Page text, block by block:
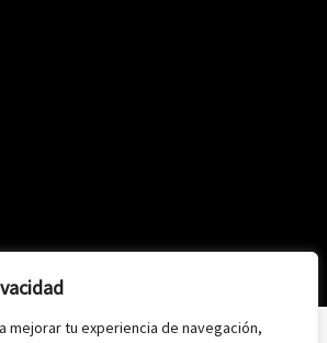
mejorar tu experiencia de navegación,